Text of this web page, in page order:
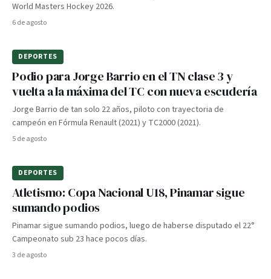
World Masters Hockey 2026.
6 de agosto
DEPORTES
Podio para Jorge Barrio en el TN clase 3 y
vuelta a la máxima del TC con nueva escudería
Jorge Barrio de tan solo 22 años, piloto con trayectoria de
campeón en Fórmula Renault (2021) y TC2000 (2021).
5 de agosto
DEPORTES
Atletismo: Copa Nacional U18, Pinamar sigue
sumando podios
Pinamar sigue sumando podios, luego de haberse disputado el 22°
Campeonato sub 23 hace pocos días.
3 de agosto